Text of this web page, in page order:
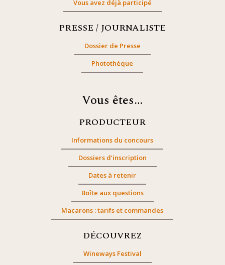
Vous avez déjà participé
PRESSE / JOURNALISTE
Dossier de Presse
Photothèque
Vous êtes…
PRODUCTEUR
Informations du concours
Dossiers d’inscription
Dates à retenir
Boîte aux questions
Macarons : tarifs et commandes
DÉCOUVREZ
Wineways Festival